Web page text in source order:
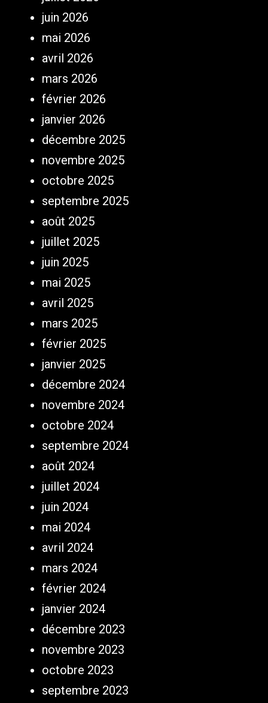
juin 2026
mai 2026
avril 2026
mars 2026
février 2026
janvier 2026
décembre 2025
novembre 2025
octobre 2025
septembre 2025
août 2025
juillet 2025
juin 2025
mai 2025
avril 2025
mars 2025
février 2025
janvier 2025
décembre 2024
novembre 2024
octobre 2024
septembre 2024
août 2024
juillet 2024
juin 2024
mai 2024
avril 2024
mars 2024
février 2024
janvier 2024
décembre 2023
novembre 2023
octobre 2023
septembre 2023